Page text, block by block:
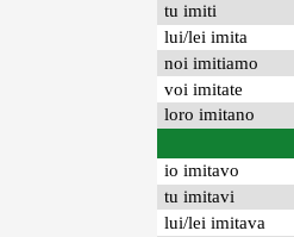
tu imiti
lui/lei imita
noi imitiamo
voi imitate
loro imitano
io imitavo
tu imitavi
lui/lei imitava